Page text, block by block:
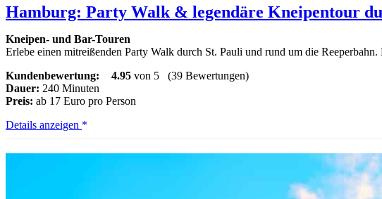
Hamburg: Party Walk & legendäre Kneipentour
Kneipen- und Bar-Touren
Erlebe einen mitreißenden Party Walk durch St. Pauli und rund um die
Kundenbewertung:
4.95 von 5 (39 Bewertungen)
Dauer: 240 Minuten
Preis: ab 17 Euro pro Person
Hamburg:
Details anzeigen